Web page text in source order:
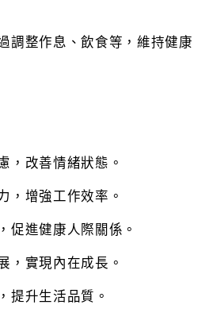
調整作息、飲食等，維持健康
，改善情緒狀態。
，增強工作效率。
促進健康人際關係。
，實現內在成長。
提升生活品質。